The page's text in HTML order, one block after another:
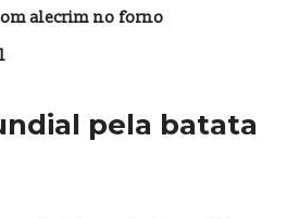
alecrim no forno
pela batata